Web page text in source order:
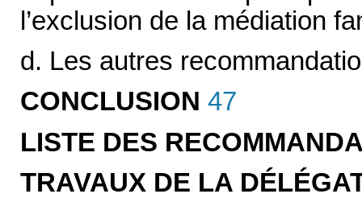
l’exclusion de la médiation
d. Les autres
CONCLUSION 47
LISTE DES
TRAVAUX DE LA